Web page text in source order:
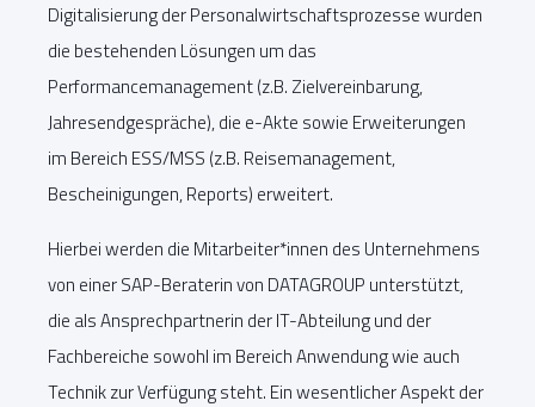
Digitalisierung der Personalwirtschaftsprozesse wurden
die bestehenden Lösungen um das
Performancemanagement (z.B. Zielvereinbarung,
Jahresendgespräche), die e-Akte sowie Erweiterungen
im Bereich ESS/MSS (z.B. Reisemanagement,
Bescheinigungen, Reports) erweitert.
Hierbei werden die Mitarbeiter*innen des Unternehmens
von einer SAP-Beraterin von DATAGROUP unterstützt,
die als Ansprechpartnerin der IT-Abteilung und der
Fachbereiche sowohl im Bereich Anwendung wie auch
Technik zur Verfügung steht. Ein wesentlicher Aspekt der